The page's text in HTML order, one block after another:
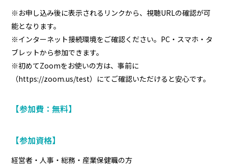
※お申し込み後に表示されるリンクから、視聴URLの確認が可
能となります。
※インターネット接続環境をご確認ください。PC・スマホ・タ
ブレットから参加できます。
※初めてZoomをお使いの方は、事前に
（https://zoom.us/test）にてご確認いただけると安心です。
【参加費：無料】
【参加資格】
経営者・人事・総務・産業保健職の方